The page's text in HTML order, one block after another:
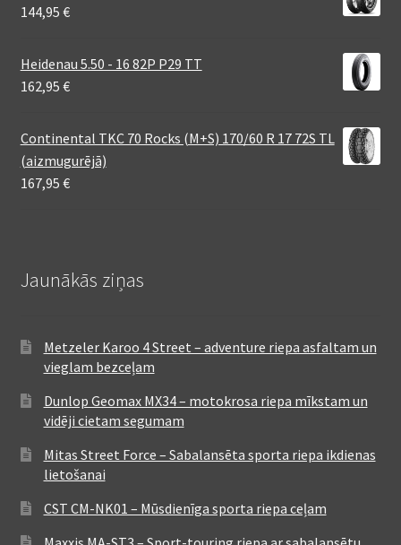
144,95 €
Heidenau 5.50 - 16 82P P29 TT
162,95 €
Continental TKC 70 Rocks (M+S) 170/60 R 17 72S TL
(aizmugurējā)
167,95 €
Jaunākās ziņas
Metzeler Karoo 4 Street – adventure riepa asfaltam un
vieglam bezceļam
Dunlop Geomax MX34 – motokrosa riepa mīkstam un
vidēji cietam segumam
Mitas Street Force – Sabalansēta sporta riepa ikdienas
lietošanai
CST CM-NK01 – Mūsdienīga sporta riepa ceļam